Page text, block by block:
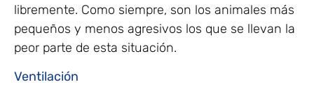
libremente. Como siempre, son los animales más
pequeños y menos agresivos los que se llevan la
peor parte de esta situación.
Ventilación